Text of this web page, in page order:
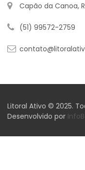
Capão da Canoa,
(51) 99572-2759
Litoral Ativo © 2025.
Desenvolvido por